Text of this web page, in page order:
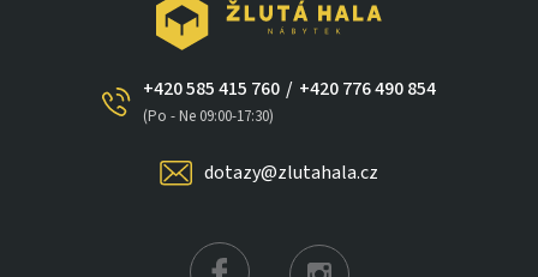
+420 585 415 760
(Po - Ne 09:00-17:30)
/ +420 776 490 854
dotazy@zlutahala.cz